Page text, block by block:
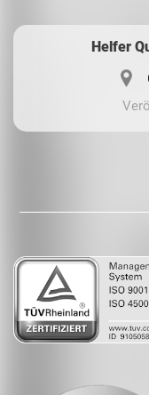
Helfer